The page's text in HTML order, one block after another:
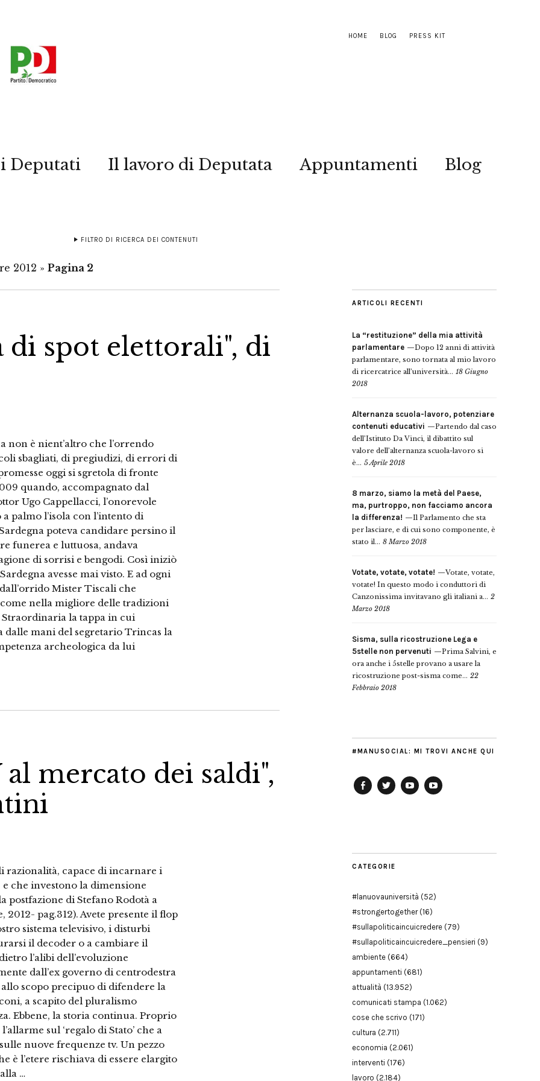
HOME BLOG PRESS KIT
Deputati Il lavoro di Deputata Appuntamenti Blog
FILTRO DI RICERCA DEI CONTENUTI
2012 » Pagina 2
di spot elettorali", di
non è nient’altro che l’orrendo
sbagliati, di pregiudizi, di errori di
oggi si sgretola di fronte
quando, accompagnato dal
Ugo Cappellacci, l’onorevole
palmo l’isola con l’intento di
poteva candidare persino il
funerea e luttuosa, andava
di sorrisi e bengodi. Così iniziò
avesse mai visto. E ad ogni
Mister Tiscali che
nella migliore delle tradizioni
la tappa in cui
mani del segretario Trincas la
archeologica da lui
mercato dei saldi",
razionalità, capace di incarnare i
che investono la dimensione
postfazione di Stefano Rodotà a
pag.312). Avete presente il flop
sistema televisivo, i disturbi
il decoder o a cambiare il
l’alibi dell’evoluzione
dall’ex governo di centrodestra
scopo precipuo di difendere la
a scapito del pluralismo
Ebbene, la storia continua. Proprio
sul ‘regalo di Stato’ che a
nuove frequenze tv. Un pezzo
è l’etere rischiava di essere elargito
…
ARTICOLI RECENTI
La “restituzione” della mia attività
parlamentare
Dopo 12 anni di attività
parlamentare, sono tornata al mio lavoro
di ricercatrice all’università... 18 Giugno
2018
Alternanza scuola-lavoro, potenziare
contenuti educativi
Partendo dal caso
dell’Istituto Da Vinci, il dibattito sul
valore dell’alternanza scuola-lavoro si
è... 5 Aprile 2018
8 marzo, siamo la metà del Paese,
ma, purtroppo, non facciamo ancora
la differenza!
Il Parlamento che sta
per lasciare, e di cui sono componente, è
stato il... 8 Marzo 2018
Votate, votate, votate!
Votate, votate,
votate! In questo modo i conduttori di
Canzonissima invitavano gli italiani a... 2
Marzo 2018
Sisma, sulla ricostruzione Lega e
5stelle non pervenuti
Prima Salvini, e
ora anche i 5stelle provano a usare la
ricostruzione post-sisma come... 22
Febbraio 2018
#MANUSOCIAL: MI TROVI ANCHE QUI
CATEGORIE
#lanuovauniversità (52)
#strongertogether(16)
#sullapoliticaincuicredere (79)
#sullapoliticaincuicredere_pensieri (9)
ambiente (664)
appuntamenti (681)
attualità (13.952)
comunicati stampa (1.062)
cose che scrivo (171)
cultura (2.711)
economia (2.061)
interventi (176)
lavoro (2.184)